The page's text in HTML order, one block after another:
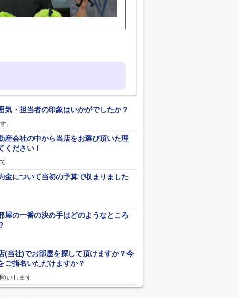
気・担当者の印象はいかがでしたか？
。
産会社の中から当店をお選び頂いた理
ください！
金について当初の予算で収まりました
屋の一番の決め手はどのようなところ
(当社)でお部屋を探して頂けますか？今
ご指名いただけますか？
いします